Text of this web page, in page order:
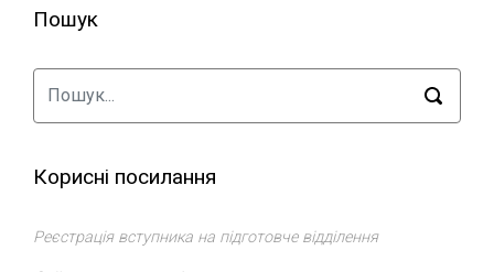
Пошук
Корисні посилання
Реєстрація вступника на підготовче відділення